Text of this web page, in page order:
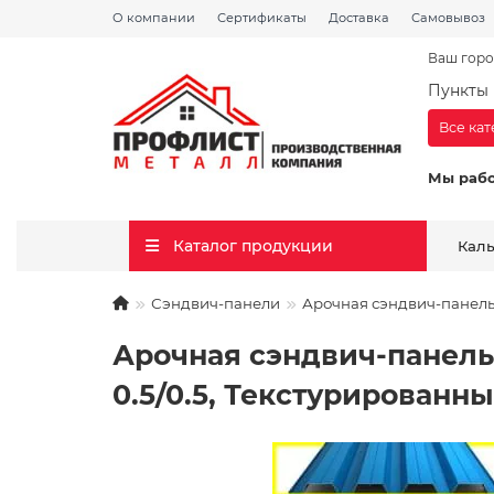
О компании Сертификаты Доставка Самовывоз
Ваш
Пункты
Мы
Все
Каталог продукции
Сэндвич-панели Арочная сэндвич-
Арочная сэндвич-
0.5/0.5,